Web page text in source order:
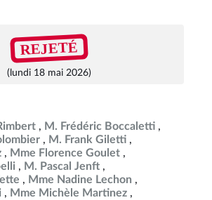
REJETÉ
(lundi 18 mai 2026)
M. Frédéric Boccaletti
M. Frank Giletti
Mme Florence Goulet
M. Pascal Jenft
Mme Nadine Lechon
Mme Michèle Martinez